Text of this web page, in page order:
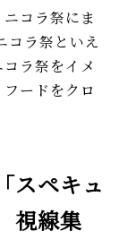
コラ祭にま
コラ祭といえ
ラ祭をイメ
ードをクロ
スペキュ
視線集